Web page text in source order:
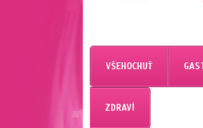
VŠEHOCHUŤ
ZDRAVÍ